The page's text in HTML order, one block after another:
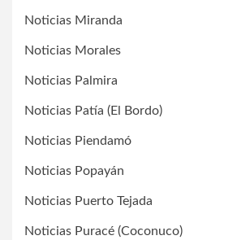
Noticias Miranda
Noticias Morales
Noticias Palmira
Noticias Patía (El Bordo)
Noticias Piendamó
Noticias Popayán
Noticias Puerto Tejada
Noticias Puracé (Coconuco)